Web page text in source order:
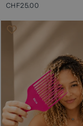
CHF25.00